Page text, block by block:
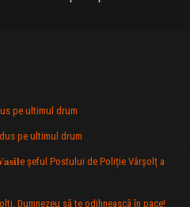
pe ultimul drum
pe ultimul drum
şeful Postului de Poliție Vârșolț a
Dumnezeu sã te odihneascã în pace!